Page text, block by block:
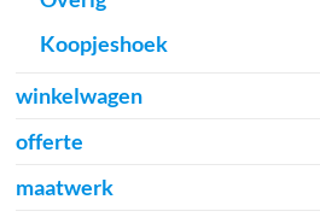
Koopjeshoek
winkelwagen
offerte
maatwerk